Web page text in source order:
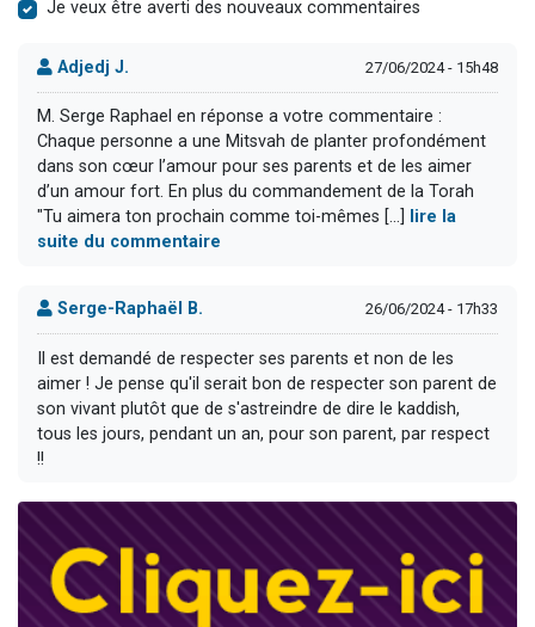
Je veux être averti des nouveaux commentaires
Adjedj J. 27/06/2024 - 15h48
M. Serge Raphael en réponse a votre commentaire :
Chaque personne a une Mitsvah de planter profondément
dans son cœur l’amour pour ses parents et de les aimer
d’un amour fort. En plus du commandement de la Torah
"Tu aimera ton prochain comme toi-mêmes [...]
lire la
suite du commentaire
Serge-Raphaël B. 26/06/2024 - 17h33
Il est demandé de respecter ses parents et non de les
aimer ! Je pense qu'il serait bon de respecter son parent de
son vivant plutôt que de s'astreindre de dire le kaddish,
tous les jours, pendant un an, pour son parent, par respect
!!